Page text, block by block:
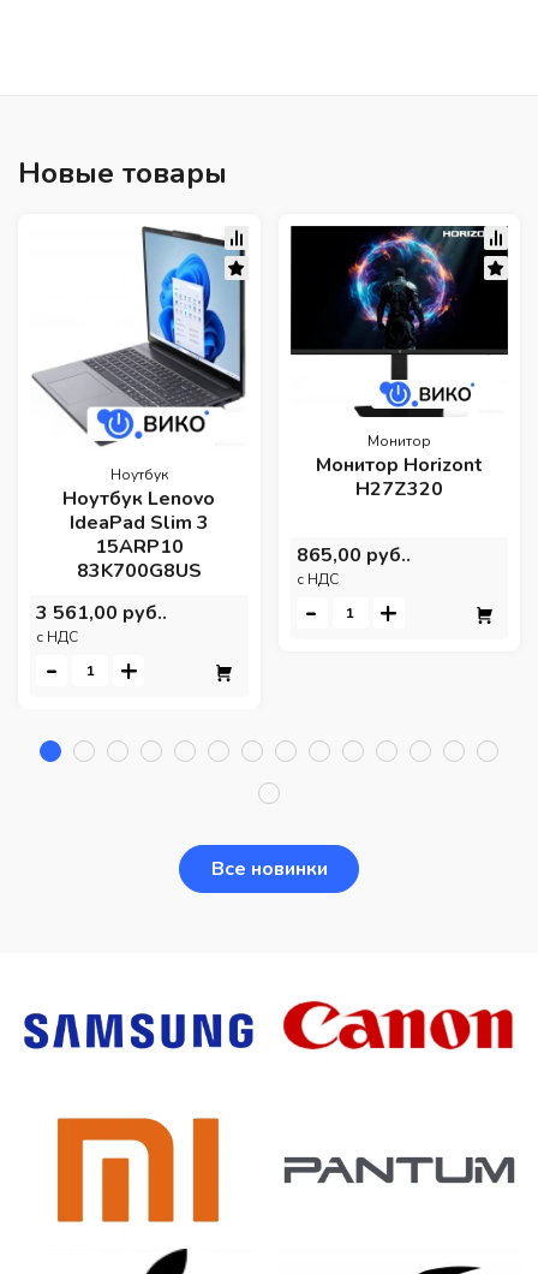
Новые товары
Ноутбук
Ноутбук Lenovo
IdeaPad Slim 3
15ARP10
83K700G8US
3 561,00 руб..
c НДС
- +
Монитор
Монитор Horizont
H27Z320
865,00 руб..
c НДС
- +
Все новинки